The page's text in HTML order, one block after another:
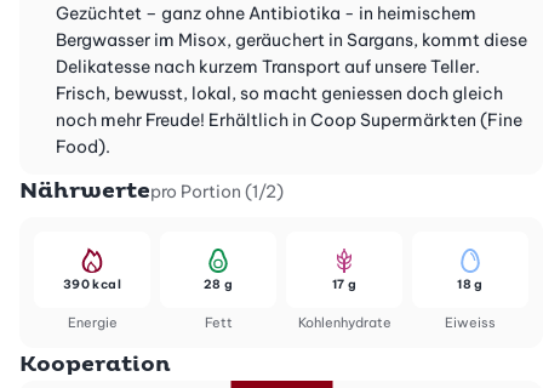
Gezüchtet – ganz ohne Antibiotika - in heimischem
Bergwasser im Misox, geräuchert in Sargans, kommt diese
Delikatesse nach kurzem Transport auf unsere Teller.
Frisch, bewusst, lokal, so macht geniessen doch gleich
noch mehr Freude! Erhältlich in Coop Supermärkten (Fine
Food).
Nährwertepro Portion (1/2)
Energie
390 kcal
Fett
28 g
Kohlenhydrate
17 g
Eiweiss
18 g
Kooperation